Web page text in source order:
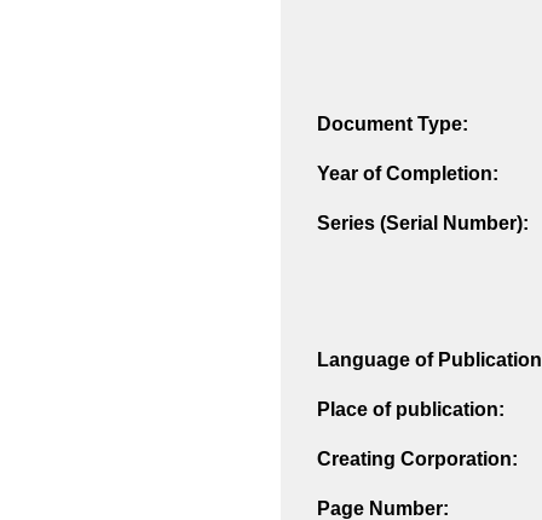
Document Type:
Year of Completion:
Series (Serial Number):
Language of
Place of publication:
Creating Corporation:
Page Number: